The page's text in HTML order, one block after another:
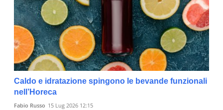
Caldo e idratazione spingono le bevande funzionali
nell’Horeca
Fabio Russo 15 Lug 2026 12:15